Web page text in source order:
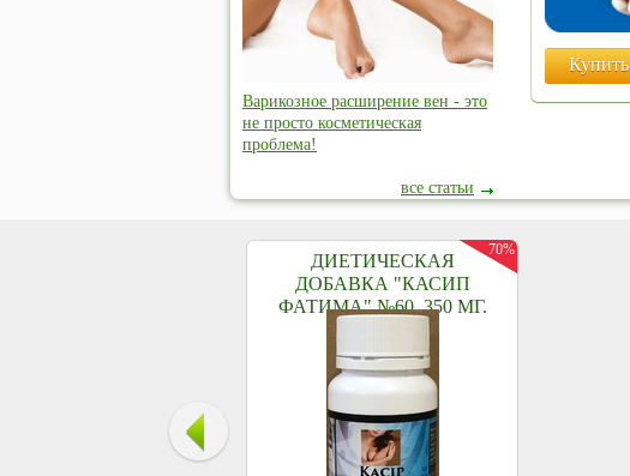
Купить
Варикозное расширение вен - это
не просто косметическая
проблема!
все статьи
ДИЕТИЧЕСКАЯ
ДОБАВКА "КАСИП
ФАТИМА" №60, 350 МГ.
70%